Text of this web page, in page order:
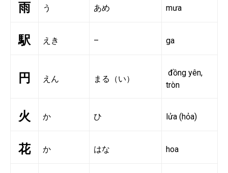
雨 う あめ mưa
駅 えき – ga
円 えん まる（い）
đồng yên,
tròn
火 か ひ lửa (hỏa)
花 か はな hoa